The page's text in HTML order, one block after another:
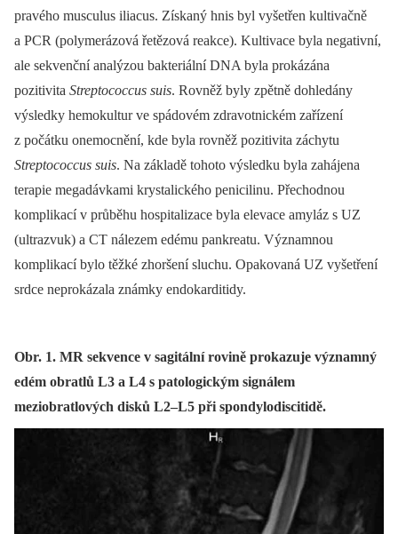
pravého musculus iliacus. Získaný hnis byl vyšetřen kultivačně
a PCR (polymerázová řetězová reakce). Kultivace byla negativní,
ale sekvenční analýzou bakteriální DNA byla prokázána
pozitivita Streptococcus suis. Rovněž byly zpětně dohledány
výsledky hemokultur ve spádovém zdravotnickém zařízení
z počátku onemocnění, kde byla rovněž pozitivita záchytu
Streptococcus suis. Na základě tohoto výsledku byla zahájena
terapie megadávkami krystalického penicilinu. Přechodnou
komplikací v průběhu hospitalizace byla elevace amyláz s UZ
(ultrazvuk) a CT nálezem edému pankreatu. Významnou
komplikací bylo těžké zhoršení sluchu. Opakovaná UZ vyšetření
srdce neprokázala známky endokarditidy.
Obr. 1. MR sekvence v sagitální rovině prokazuje významný
edém obratlů L3 a L4 s patologickým signálem
meziobratlových disků L2–L5 při spondylodiscitidě.